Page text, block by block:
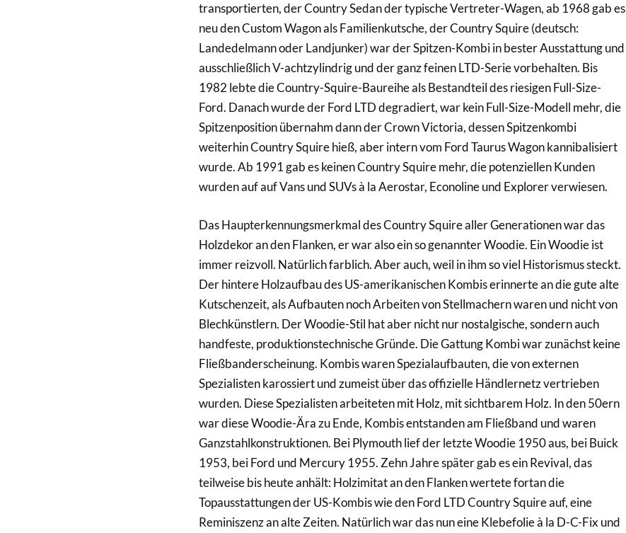
transportierten, der Country Sedan der typische Vertreter-Wagen, ab 1968 gab es
neu den Custom Wagon als Familienkutsche, der Country Squire (deutsch:
Landedelmann oder Landjunker) war der Spitzen-Kombi in bester Ausstattung und
ausschließlich V-achtzylindrig und der ganz feinen LTD-Serie vorbehalten. Bis
1982 lebte die Country-Squire-Baureihe als Bestandteil des riesigen Full-Size-
Ford. Danach wurde der Ford LTD degradiert, war kein Full-Size-Modell mehr, die
Spitzenposition übernahm dann der Crown Victoria, dessen Spitzenkombi
weiterhin Country Squire hieß, aber intern vom Ford Taurus Wagon kannibalisiert
wurde. Ab 1991 gab es keinen Country Squire mehr, die potenziellen Kunden
wurden auf auf Vans und SUVs à la Aerostar, Econoline und Explorer verwiesen.
Das Haupterkennungsmerkmal des Country Squire aller Generationen war das
Holzdekor an den Flanken, er war also ein so genannter Woodie. Ein Woodie ist
immer reizvoll. Natürlich farblich. Aber auch, weil in ihm so viel Historismus steckt.
Der hintere Holzaufbau des US-amerikanischen Kombis erinnerte an die gute alte
Kutschenzeit, als Aufbauten noch Arbeiten von Stellmachern waren und nicht von
Blechkünstlern. Der Woodie-Stil hat aber nicht nur nostalgische, sondern auch
handfeste, produktionstechnische Gründe. Die Gattung Kombi war zunächst keine
Fließbanderscheinung. Kombis waren Spezialaufbauten, die von externen
Spezialisten karossiert und zumeist über das offizielle Händlernetz vertrieben
wurden. Diese Spezialisten arbeiteten mit Holz, mit sichtbarem Holz. In den 50ern
war diese Woodie-Ära zu Ende, Kombis entstanden am Fließband und waren
Ganzstahlkonstruktionen. Bei Plymouth lief der letzte Woodie 1950 aus, bei Buick
1953, bei Ford und Mercury 1955. Zehn Jahre später gab es ein Revival, das
teilweise bis heute anhält: Holzimitat an den Flanken wertete fortan die
Topausstattungen der US-Kombis wie den Ford LTD Country Squire auf, eine
Reminiszenz an alte Zeiten. Natürlich war das nun eine Klebefolie à la D-C-Fix und